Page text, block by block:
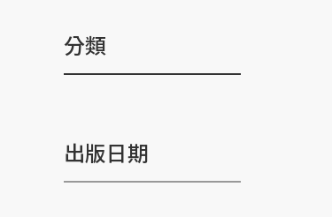
分類
出版日期